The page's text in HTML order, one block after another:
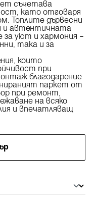
съчетава
като отговаря
Топлите дървесни
и автентичната
за уют и хармония –
така и за
които
при
благодарение
паркет от
при ремонт,
на всяко
и впечатляващ